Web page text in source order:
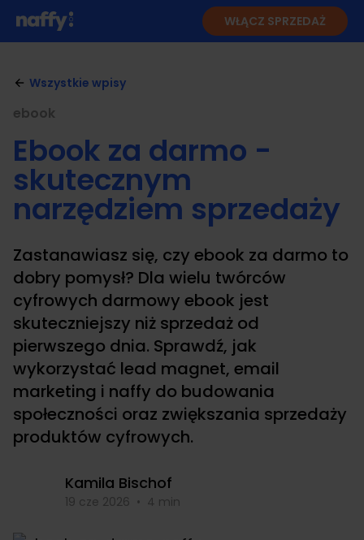
WŁĄCZ SPRZEDAŻ
Wszystkie wpisy
ebook
Ebook za darmo -
skutecznym
narzędziem sprzedaży
Zastanawiasz się, czy ebook za darmo to
dobry pomysł? Dla wielu twórców
cyfrowych darmowy ebook jest
skuteczniejszy niż sprzedaż od
pierwszego dnia. Sprawdź, jak
wykorzystać lead magnet, email
marketing i naffy do budowania
społeczności oraz zwiększania sprzedaży
produktów cyfrowych.
Kamila Bischof
19 cze 2026 • 4 min